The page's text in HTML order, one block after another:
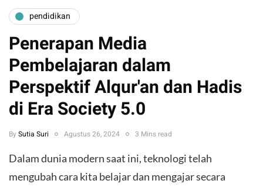
pendidikan
Penerapan Media
Pembelajaran dalam
Perspektif Alqur'an dan Hadis
di Era Society 5.0
By Sutia Suri Agustus 26, 2024 3 Mins read
Dalam dunia modern saat ini, teknologi telah
mengubah cara kita belajar dan mengajar secara